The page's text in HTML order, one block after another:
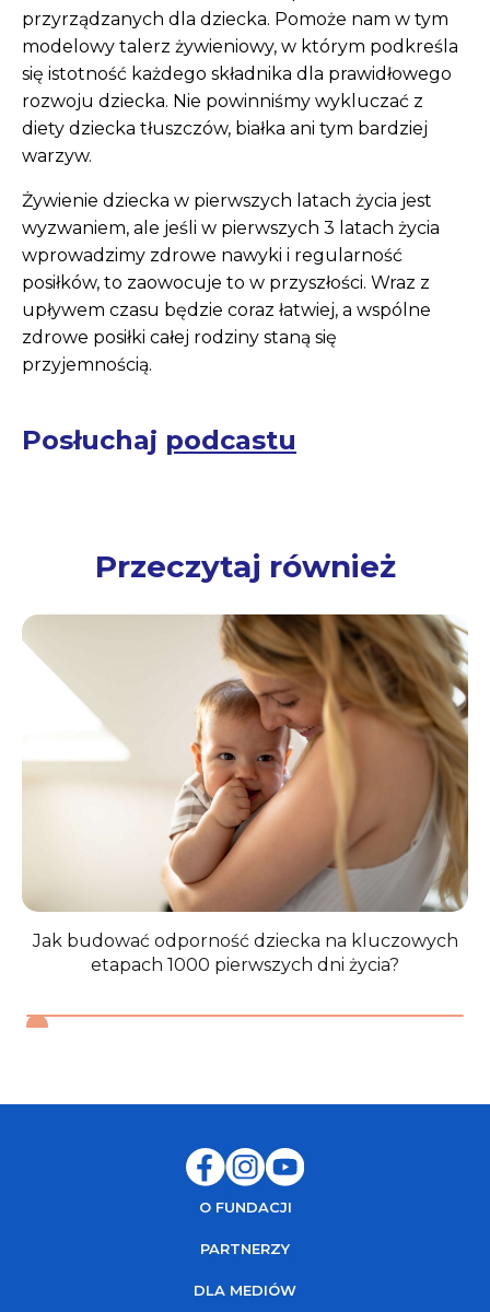
przyrządzanych dla dziecka. Pomoże nam w tym
modelowy talerz żywieniowy, w którym podkreśla
się istotność każdego składnika dla prawidłowego
rozwoju dziecka. Nie powinniśmy wykluczać z
diety dziecka tłuszczów, białka ani tym bardziej
warzyw.
Żywienie dziecka w pierwszych latach życia jest
wyzwaniem, ale jeśli w pierwszych 3 latach życia
wprowadzimy zdrowe nawyki i regularność
posiłków, to zaowocuje to w przyszłości. Wraz z
upływem czasu będzie coraz łatwiej, a wspólne
zdrowe posiłki całej rodziny staną się
przyjemnością.
Posłuchaj podcastu
Przeczytaj również
Jak budować odporność dziecka na kluczowych
etapach 1000 pierwszych dni życia?
O FUNDACJI
PARTNERZY
DLA MEDIÓW